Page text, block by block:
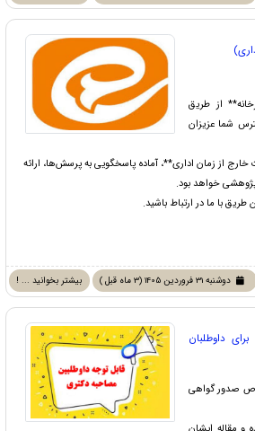
از طریق
**۰۹۹۰۲۹۳۶۶۱۵** در دسترس شما عزیزان
از زمان اداری**، آماده پاسخگویی به پرسش‌ها، ارائه
پژوهشی خواهد بود.
با ما در ارتباط باشید.
دوشنبه 31 فروردین 1405 (3 ماه قبل ) بیشتر بخوانید ... !
داوطلبان
صدور گواهی